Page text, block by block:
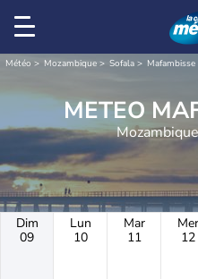
Météo Mozambique Sofala Mafambisse
Dim
09
Lun
10
Mar
11
Mer
12